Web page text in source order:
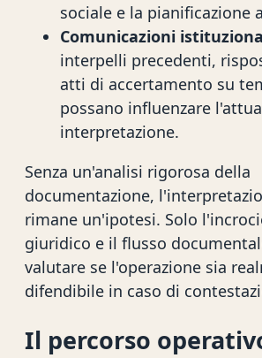
sociale e la pianificazione
Comunicazioni
interpelli precedenti,
atti di accertamento su
possano influenzare
interpretazione.
Senza un'analisi rigorosa della
documentazione,
rimane un'ipotesi. Solo
giuridico e il flusso
valutare se l'operazione sia
difendibile in caso di
Il percorso